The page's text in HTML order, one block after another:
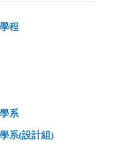
程
系
系(設計組)